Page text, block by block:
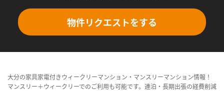
物件リクエストをする
大分の家具家電付きウィークリーマンション・マンスリーマンション情報！
マンスリー＋ウィークリーでのご利用も可能です。連泊・長期出張の経費削減